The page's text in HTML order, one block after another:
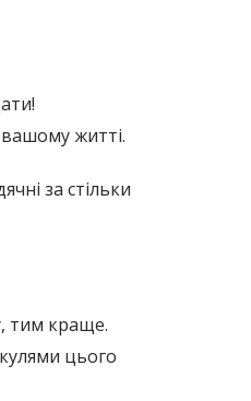
житті.
за стільки
тим краще.
цього